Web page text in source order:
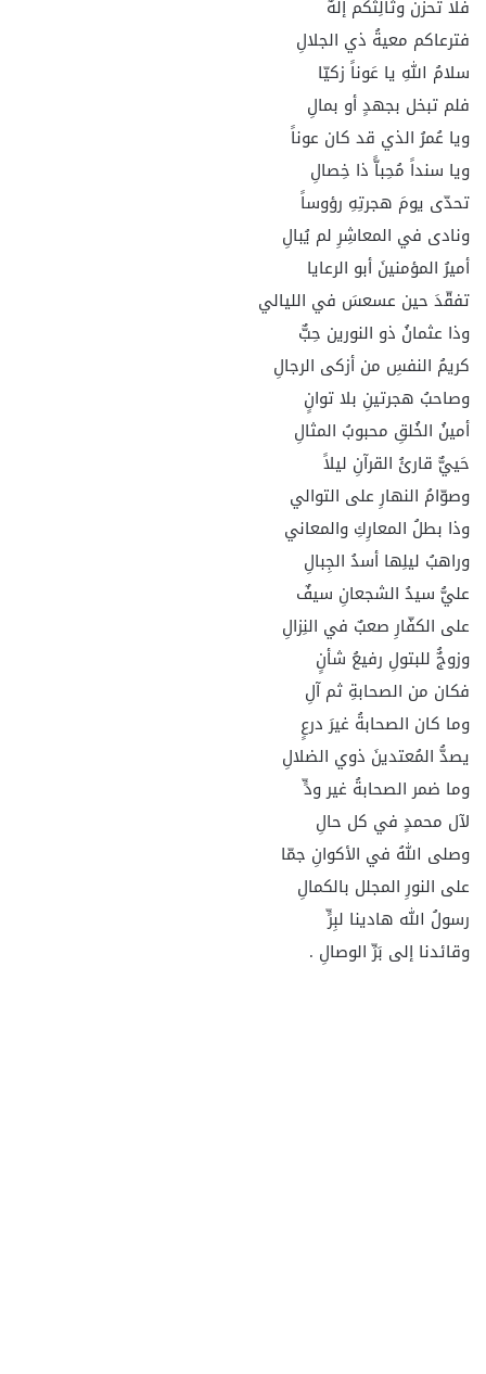
فلا تحزن وثالِثُكُم إلهٌ
فترعاكم معيةُ ذي الجلالِ
سلامُ اللهِ يا عَوناً زكيّا
فلم تبخل بجهدٍ أو بمالِ
ويا عُمرُ الذي قد كان عوناً
ويا سنداً مُحِباًّ ذا خِصالِ
تحدّى يومَ هجرتِهِ رؤوساً
ونادى في المعاشِرِ لم يُبالِ
أميرُ المؤمنينَ أبو الرعايا
تفقّدَ حين عسعسَ في الليالي
وذا عثمانُ ذو النورين حِبٌّ
كريمُ النفسِ من أزكى الرجالِ
وصاحبُ هجرتينِ بلا توانٍ
أمينُ الخُلقِ محبوبُ المثالِ
حَييٌّ قارئُ القرآنِ ليلاً
وصوّامُ النهارِ على التوالي
وذا بطلُ المعارِكِ والمعاني
وراهبُ ليلِها أسدُ الجِبالِ
عليُّ سيدُ الشجعانِ سيفٌ
على الكفّارِ صعبٌ في النِزالِ
وزوجٌُ للبتولِ رفيعُ شأنٍ
فكان من الصحابةِ ثم آلِ
وما كان الصحابةُ غيرَ درعٍ
يصدُّ المُعتدينَ ذوي الضلالِ
وما ضمر الصحابةُ غير ودٍّ
لآل محمدٍ في كل حالِ
وصلى اللهُ في الأكوانِ جمّا
على النورِ المجلل بالكمالِ
رسولُ الله هادينا لبِرٍّ
وقائدنا إلى بَرِّ الوصالِ .